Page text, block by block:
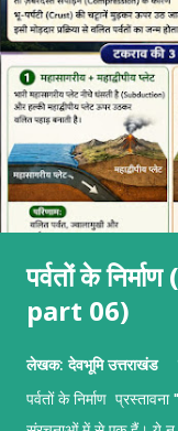
पर्वतों के
part 06)
लेखक:देवभूमि उत्तराखंड
पर्वतों के निर्माण